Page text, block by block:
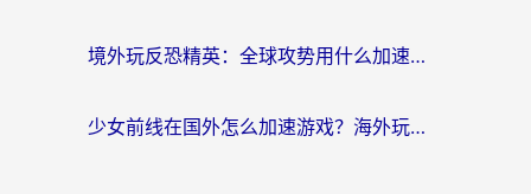
境外玩反恐精英：全球攻势用什么加速器？2026海外玩家亲测实用指南
少女前线在国外怎么加速游戏？海外玩家必看的国服游戏畅玩指南